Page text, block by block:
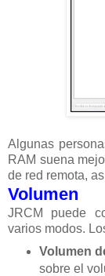
Algunas
RAM suena
de red remota,
Volumen
JRCM puede
varios modos.
Volumen
sobre el